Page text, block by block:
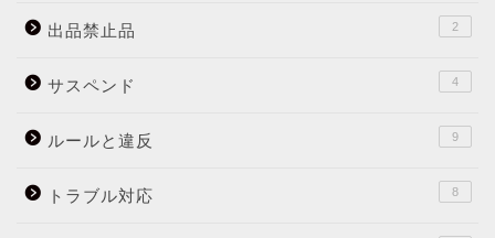
出品禁止品 2
サスペンド 4
ルールと違反 9
トラブル対応 8